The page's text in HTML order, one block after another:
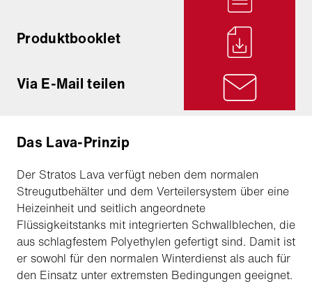
Produktbooklet
Via E-Mail teilen
Das Lava-Prinzip
Der Stratos Lava verfügt neben dem normalen
Streugutbehälter und dem Verteilersystem über eine
Heizeinheit und seitlich angeordnete
Flüssigkeitstanks mit integrierten Schwallblechen, die
aus schlagfestem Polyethylen gefertigt sind. Damit ist
er sowohl für den normalen Winterdienst als auch für
den Einsatz unter extremsten Bedingungen geeignet.